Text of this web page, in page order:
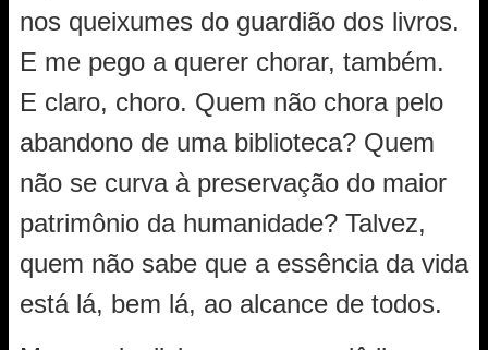
nos queixumes do guardião dos livros.
E me pego a querer chorar, também.
E claro, choro. Quem não chora pelo
abandono de uma biblioteca? Quem
não se curva à preservação do maior
patrimônio da humanidade? Talvez,
quem não sabe que a essência da vida
está lá, bem lá, ao alcance de todos.